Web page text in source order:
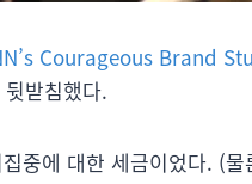
Courageous Brand
받침했다.
중에 대한 세금이었다. (